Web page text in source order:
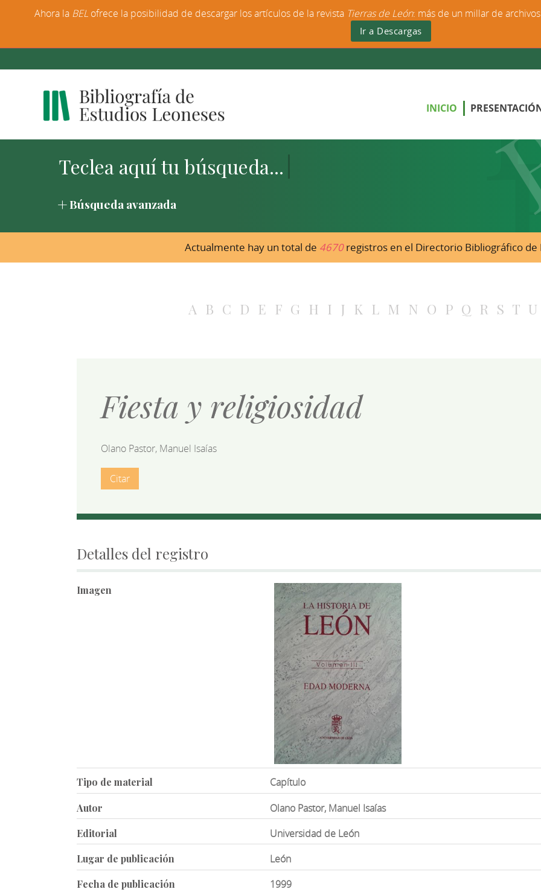
INICIO
Búsqueda avanzada
Actualmente hay un total de 4670registros en el Directorio Bibliográfico de
A B C D E F G H I J K L M N O P Q R S T U
Fiesta y religiosidad
Olano Pastor, Manuel Isaías
Citar
Detalles del registro
Imagen
Tipo de material Capítulo
Autor Olano Pastor, Manuel Isaías
Editorial Universidad de León
Lugar de publicación León
Fecha de publicación 1999
Ahora la BEL ofrece la posibilidad de descargar los artículos de la revista Tierras de León: más de un millar de
Ir a Descargas